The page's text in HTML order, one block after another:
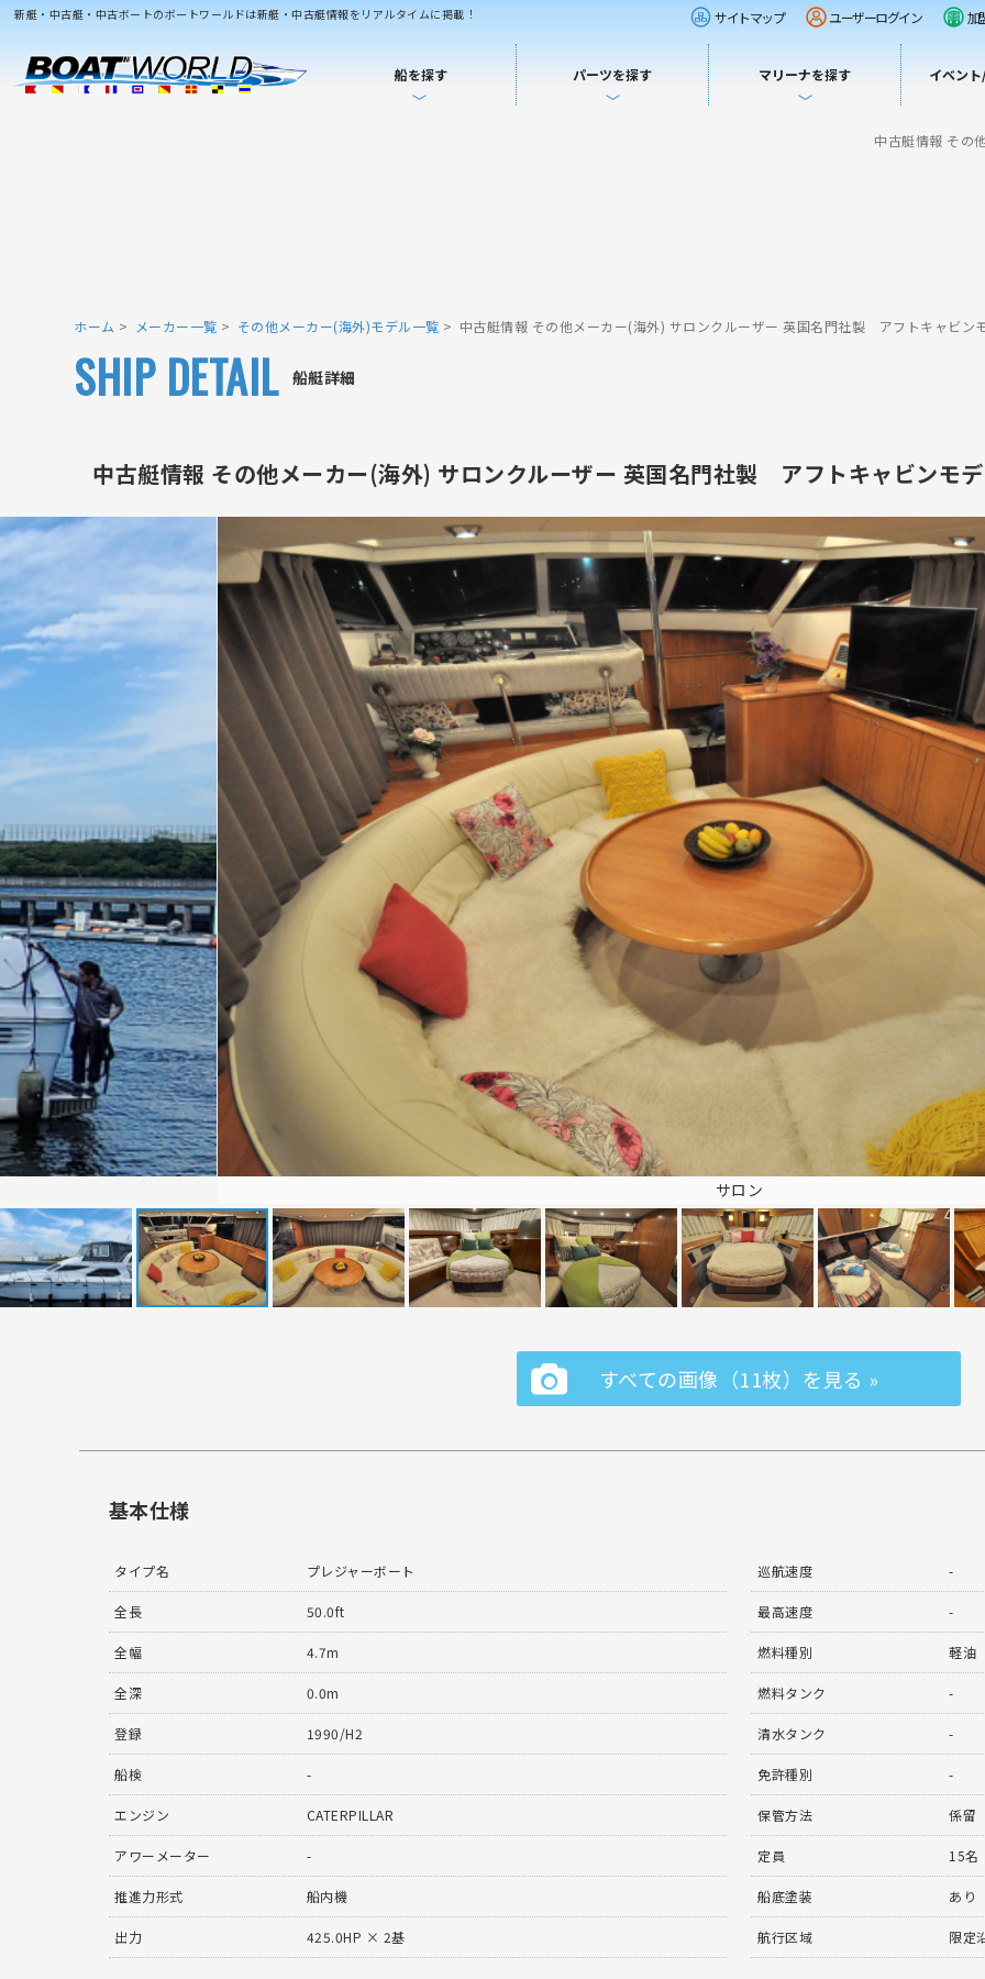
新艇・中古艇・中古ボートのボートワールドは新艇・中古艇情報をリアルタイムに掲載！ サイトマップ ユーザーログイン 加
船を探す パーツを探す マリーナを探す イベン
中古艇情報 その
ホーム メーカー一覧 その他メーカー(海外)モデル一覧 中古艇情報 その他メーカー(海外) サロンクルーザー 英国名門社製 アフトキャビン
船艇詳細
SHIP DETAIL
中古艇情報 その他メーカー(海外) サロンクルーザー 英国名門社製 アフトキャビンモ
サロン
すべての画像（11枚）を見る »
基本仕様
タイプ名 プレジャーボート
全長 50.0ft
全幅 4.7m
全深 0.0m
登録 1990/H2
船検 -
エンジン CATERPILLAR
アワーメーター -
推進力形式 船内機
出力 425.0HP × 2基
巡航速度 -
最高速度 -
燃料種別 軽油
燃料タンク -
清水タンク -
免許種別 -
保管方法 係留
定員 15名
船底塗装 あり
航行区域 限定